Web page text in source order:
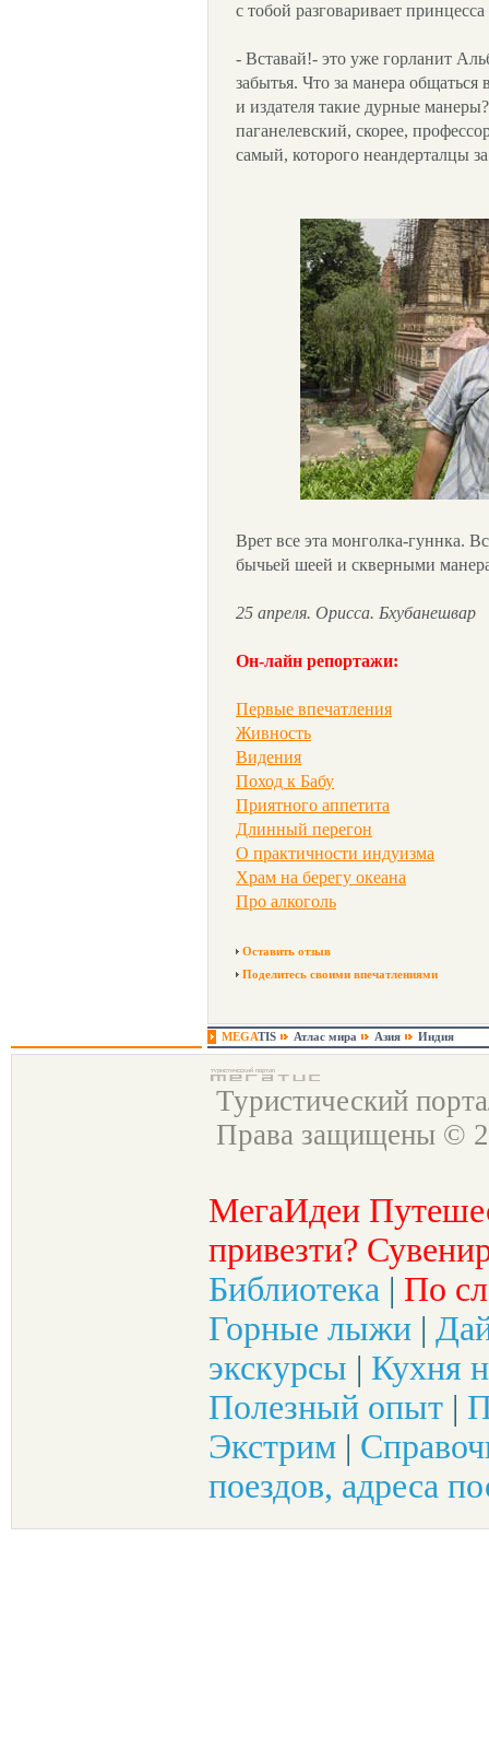
с тобой разговаривает
- Вставай!- это уже горланит
забытья. Что за манера
и издателя такие дурные
паганелевский, скорее,
самый, которого неандерталцы
Врет все эта монголка-гуннка.
бычьей шеей и скверными
25 апреля. Орисса. Бхубанешвар
Он-лайн репортажи:
Первые впечатления
Живность
Видения
Поход к Бабу
Приятного аппетита
Длинный перегон
О практичности индуизма
Храм на берегу океана
Про алкоголь
Оставить отзыв
Поделитесь своими впечатлениями
MEGATIS Атлас мира Азия Индия
Туристический
Права защищены ©
МегаИдеи
привезти?
Библиотека | По
Горные лыжи |
экскурсы | Кухня
Полезный опыт |
Экстрим |
поездов, адреса